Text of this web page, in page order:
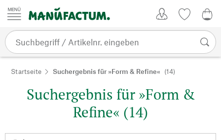
Zum Inhalt springen
Startseite Suchergebnis für »Form & Refine« (14)
Suchergebnis für »Form &
Refine« (14)